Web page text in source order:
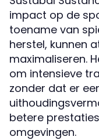
impact op de
toename van
herstel, kunnen
maximaliseren.
om intensieve
zonder dat er
betere
omgevingen.